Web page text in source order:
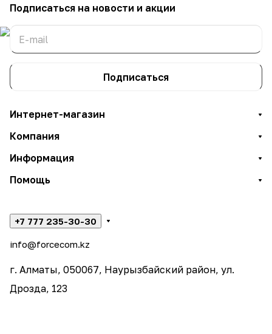
Подписаться на новости и акции
Подписаться
Интернет-магазин
Компания
Информация
Помощь
+7 777 235-30-30
info@forcecom.kz
г. Алматы, 050067, Наурызбайский район, ул.
Дрозда, 123